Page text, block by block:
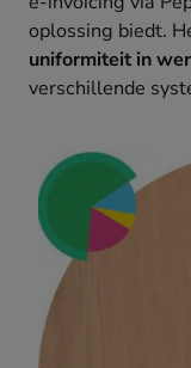
oplossing biedt.
uniformiteit in
verschillende